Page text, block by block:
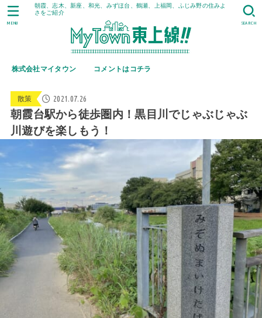
朝霞、志木、新座、和光、みずほ台、鶴瀬、上福岡、ふじみ野の住みよ
さをご紹介
株式会社マイタウン コメントはコチラ
SEARCH
MENU
散策 2021.07.26
朝霞台駅から徒歩圏内！黒目川でじゃぶじゃぶ
川遊びを楽しもう！